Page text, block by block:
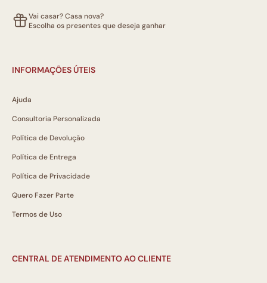
Vai casar? Casa nova?
Escolha os presentes que deseja ganhar
INFORMAÇÕES ÚTEIS
Ajuda
Consultoria Personalizada
Política de Devolução
Política de Entrega
Política de Privacidade
Quero Fazer Parte
Termos de Uso
CENTRAL DE ATENDIMENTO AO CLIENTE